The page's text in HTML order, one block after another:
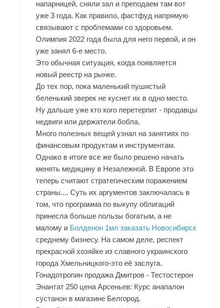
напарницей, сняли зал и преподаем там вот
уже 3 года. Как правило, фастфуд напрямую
связывают с проблемами со здоровьем.
Олимпия 2022 года была для него первой, и он
уже занял 6-е место.
Это обычная ситуация, когда появляется
новый реестр на рынке.
До тех пор, пока маленький пушистый
беленький зверек не куснет их в одно место.
Ну дальше уже кто кого перетерпит - продавцы
недвиги или держатели бобла.
Много полезных вещей узнал на занятиях по
финансовым продуктам и инструментам.
Однако в итоге все же было решено начать
менять медицину в Незалежной. В Европе это
теперь считают стратегическим поражением
страны.... Суть их аргументов заключалась в
том, что программа по выкупу облигаций
принесла больше пользы богатым, а не
малому и Болденон 1мл заказать Новосибирск
среднему бизнесу. На самом деле, респект
прекрасной хозяйке из славного украинского
города Хмельницкого-это её заслуга.
Гонадотропин продажа Дмитров - Тестостерон
Энантат 250 цена Арсеньев: Курс анапалон
сустанон в магазине Белгород.